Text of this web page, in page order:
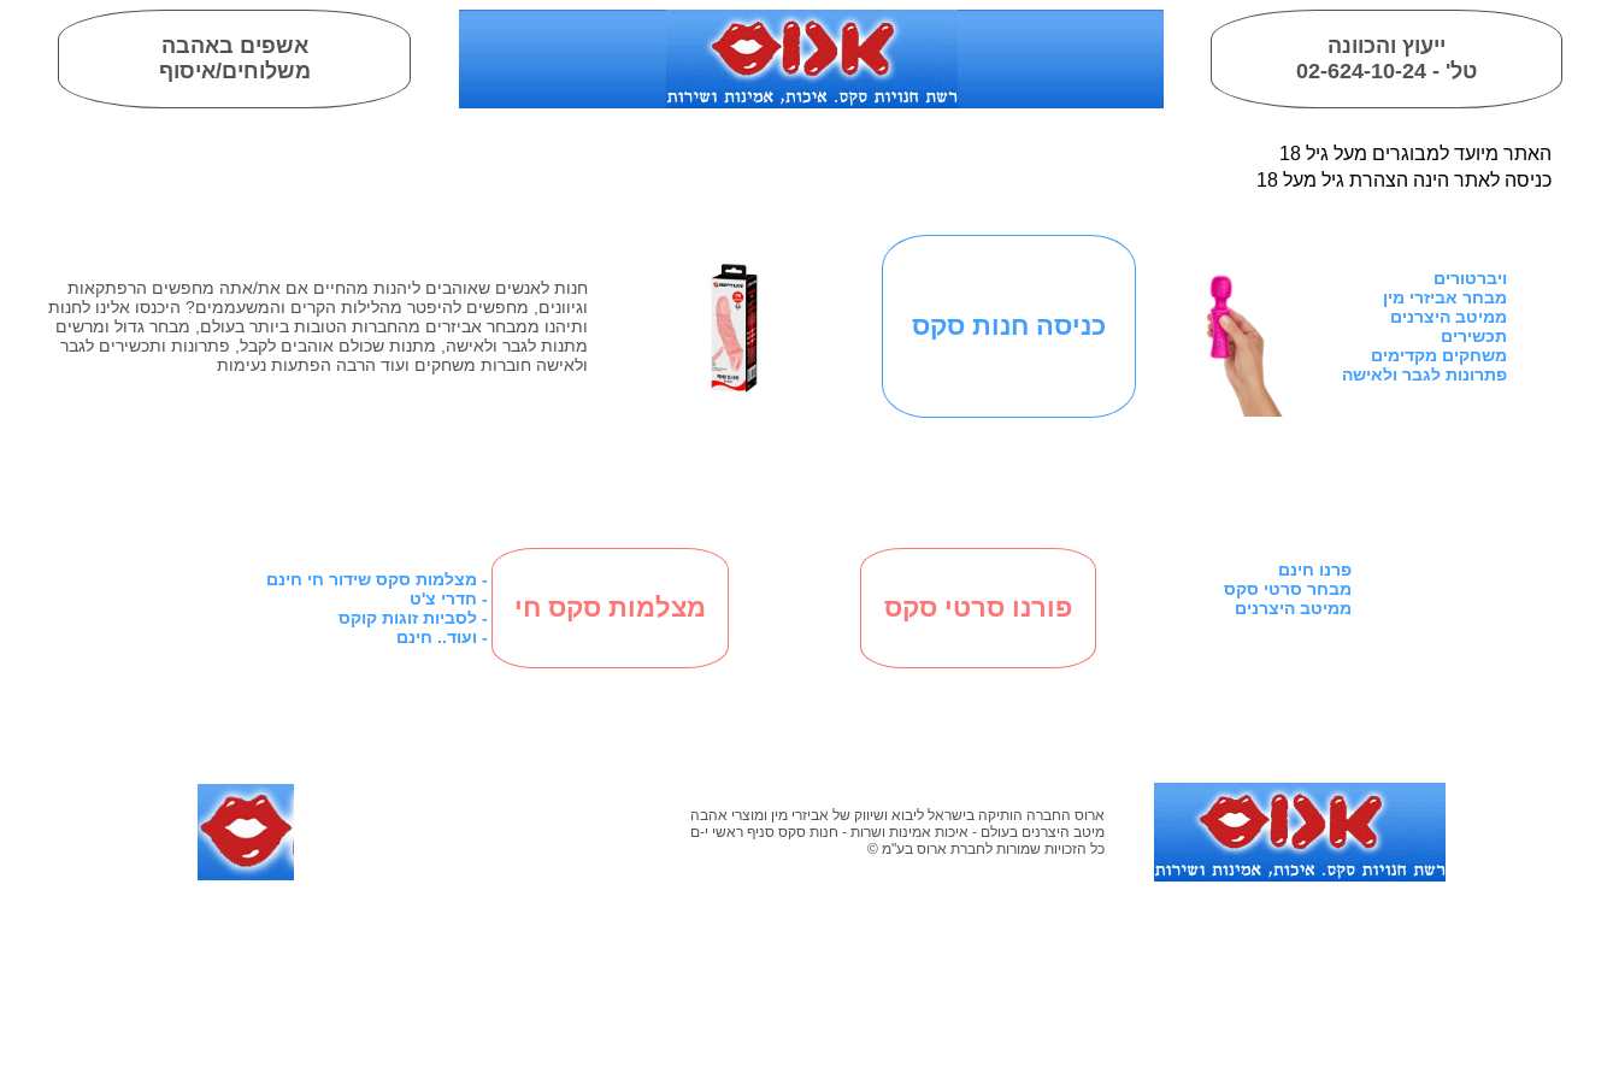
אשפים באהבה
משלוחים/איסוף
ייעוץ והכוונה
טל' - 02-624-10-24
18 האתר מיועד למבוגרים מעל גיל
כניסה לאתר הינה הצהרת גיל מעל 18
חנות לאנשים שאוהבים ליהנות מהחיים אם את/אתה מחפשים הרפתקאות
וגיוונים, מחפשים להיפטר מהלילות הקרים והמשעממים? היכנסו אלינו לחנות
ותיהנו ממבחר אביזרים מהחברות הטובות ביותר בעולם, מבחר גדול ומרשים
מתנות לגבר ולאישה, מתנות שכולם אוהבים לקבל, פתרונות ותכשירים לגבר
ולאישה חוברות משחקים ועוד הרבה הפתעות נעימות
כניסה חנות סקס
ויברטורים
מבחר אביזרי מין
ממיטב היצרנים
תכשירים
משחקים מקדימים
פתרונות לגבר ולאישה
מצלמות סקס שידור חי חינם -
חדרי צ'ט -
לסביות זוגות קוקס -
ועוד.. חינם -
מצלמות סקס חי פורנו סרטי סקס
פרנו חינם
מבחר סרטי סקס
ממיטב היצרנים
ארוס החברה הותיקה בישראל ליבוא ושיווק של אביזרי מין ומוצרי אהבה
מיטב היצרנים בעולם - איכות אמינות ושרות - חנות סקס סניף ראשי י-ם
© כל הזכויות שמורות לחברת ארוס בע"מ